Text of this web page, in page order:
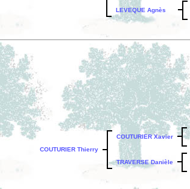
LEVEQUE Agnès
COUTURIER Thierry
COUTURIER Xavier
TRAVERSE Danièle